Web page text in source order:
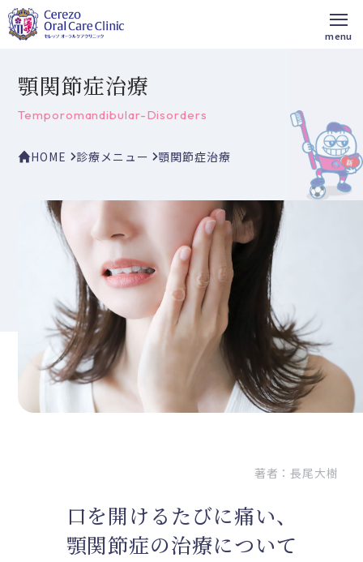
顎関節症治療
Temporomandibular-Disorders
HOME 診療メニュー 顎関節症治療
著者：長尾大樹
口を開けるたびに痛い、
顎関節症の治療について